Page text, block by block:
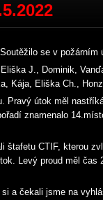
se v požárním
J., Dominik,
Kája, Eliška Ch.,
útok měl
znamenalo
CTIF, kterou
Levý proud měl čas
a čekali jsme na